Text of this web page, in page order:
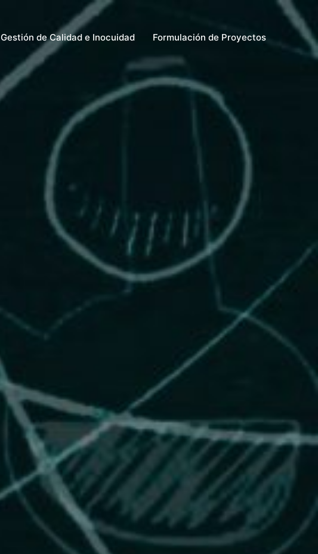
Gestión de Calidad e Inocuidad Formulación de Proyectos